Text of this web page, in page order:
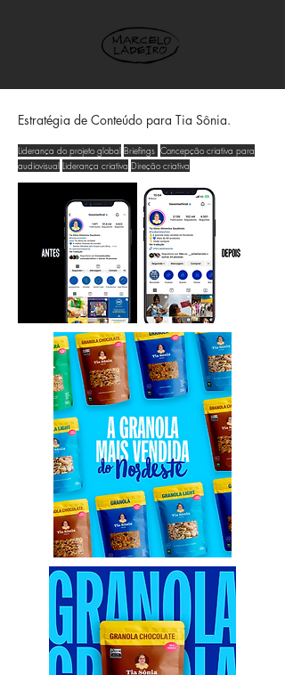
Estratégia de Conteúdo para Tia Sônia.
Liderança do projeto global Briefings Concepção criativa para
audiovisual Liderança criativa Direção criativa